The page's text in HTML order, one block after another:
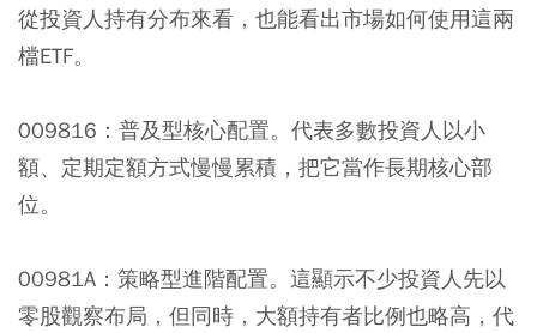
從投資人持有分布來看，也能看出市場如何使用這兩
檔ETF。
009816： 普及型核心配置。代表多數投資人以小
額、定期定額方式慢慢累積，把它當作長期核心部
位。
00981A： 策略型進階配置。這顯示不少投資人先以
零股觀察布局，但同時，大額持有者比例也略高，代